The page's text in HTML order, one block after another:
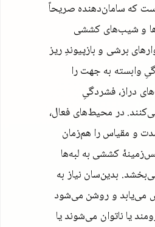
که سامان‌دهنده صریحاً
و شیب‌های کششی
برشی و بازپیوندِ ریز
وابسته به جهت را
دراز، فشردگیِ
در محیط‌های فعال،
و مقیاس را هم‌زمان
کششی به لبه‌ها
بدین‌سان نیاز به
می‌یابد و روشن می‌شود
یا ناتوان می‌شوند یا